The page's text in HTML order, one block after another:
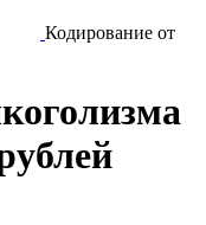
Кодирование от